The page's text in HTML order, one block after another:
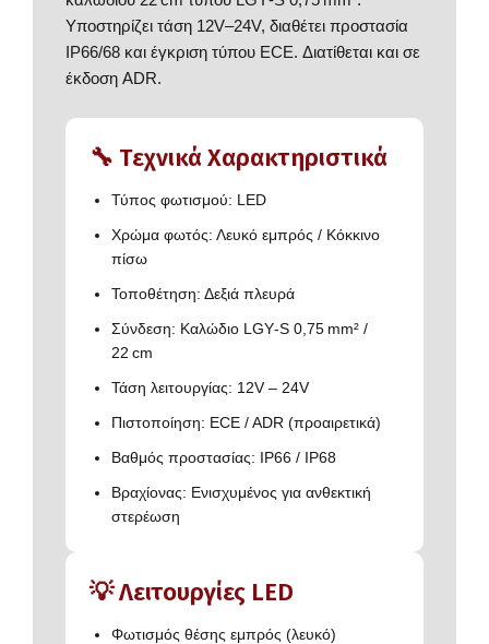
Υποστηρίζει τάση 12V–24V, διαθέτει προστασία
IP66/68 και έγκριση τύπου ECE. Διατίθεται και σε
έκδοση ADR.
🔧 Τεχνικά Χαρακτηριστικά
Τύπος φωτισμού: LED
Χρώμα φωτός: Λευκό εμπρός / Κόκκινο
πίσω
Τοποθέτηση: Δεξιά πλευρά
Σύνδεση: Καλώδιο LGY‑S 0,75 mm² /
22 cm
Τάση λειτουργίας: 12V – 24V
Πιστοποίηση: ECE / ADR (προαιρετικά)
Βαθμός προστασίας: IP66 / IP68
Βραχίονας: Ενισχυμένος για ανθεκτική
στερέωση
💡 Λειτουργίες LED
Φωτισμός θέσης εμπρός (λευκό)